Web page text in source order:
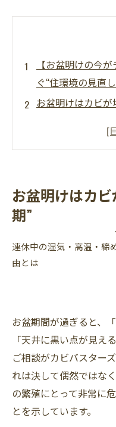
【お盆明けの今
ぐ“住環境の見直
お盆明けはカビが
長期休みの旅行
ビ臭はどうしたら
市販の防カビ剤
MIST工法Ⓡと除湿
カビバスターズ東
は？
お盆明けこそチャ
お盆明けはカ
期”
連休中の湿気・高温・締
由とは
お盆期間が過ぎると、
「天井に黒い点が見え
ご相談がカビバスター
れは決して偶然ではな
の繁殖にとって非常に
とを示しています。